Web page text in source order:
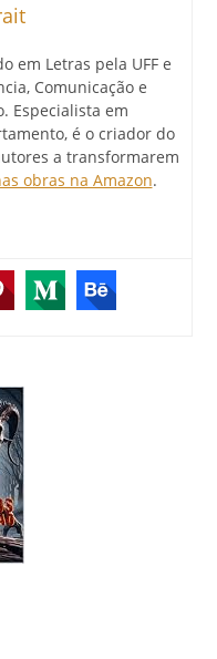
em Letras pela UFF e
Comunicação e
Especialista em
é o criador do
a transformarem
obras na Amazon.